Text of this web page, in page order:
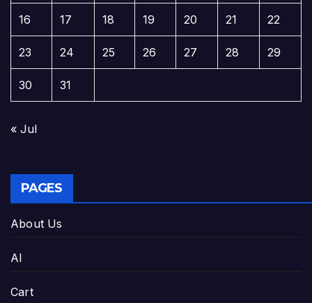
16 17 18 19 20 21 22
23 24 25 26 27 28 29
30 31
« Jul
PAGES
About Us
AI
Cart